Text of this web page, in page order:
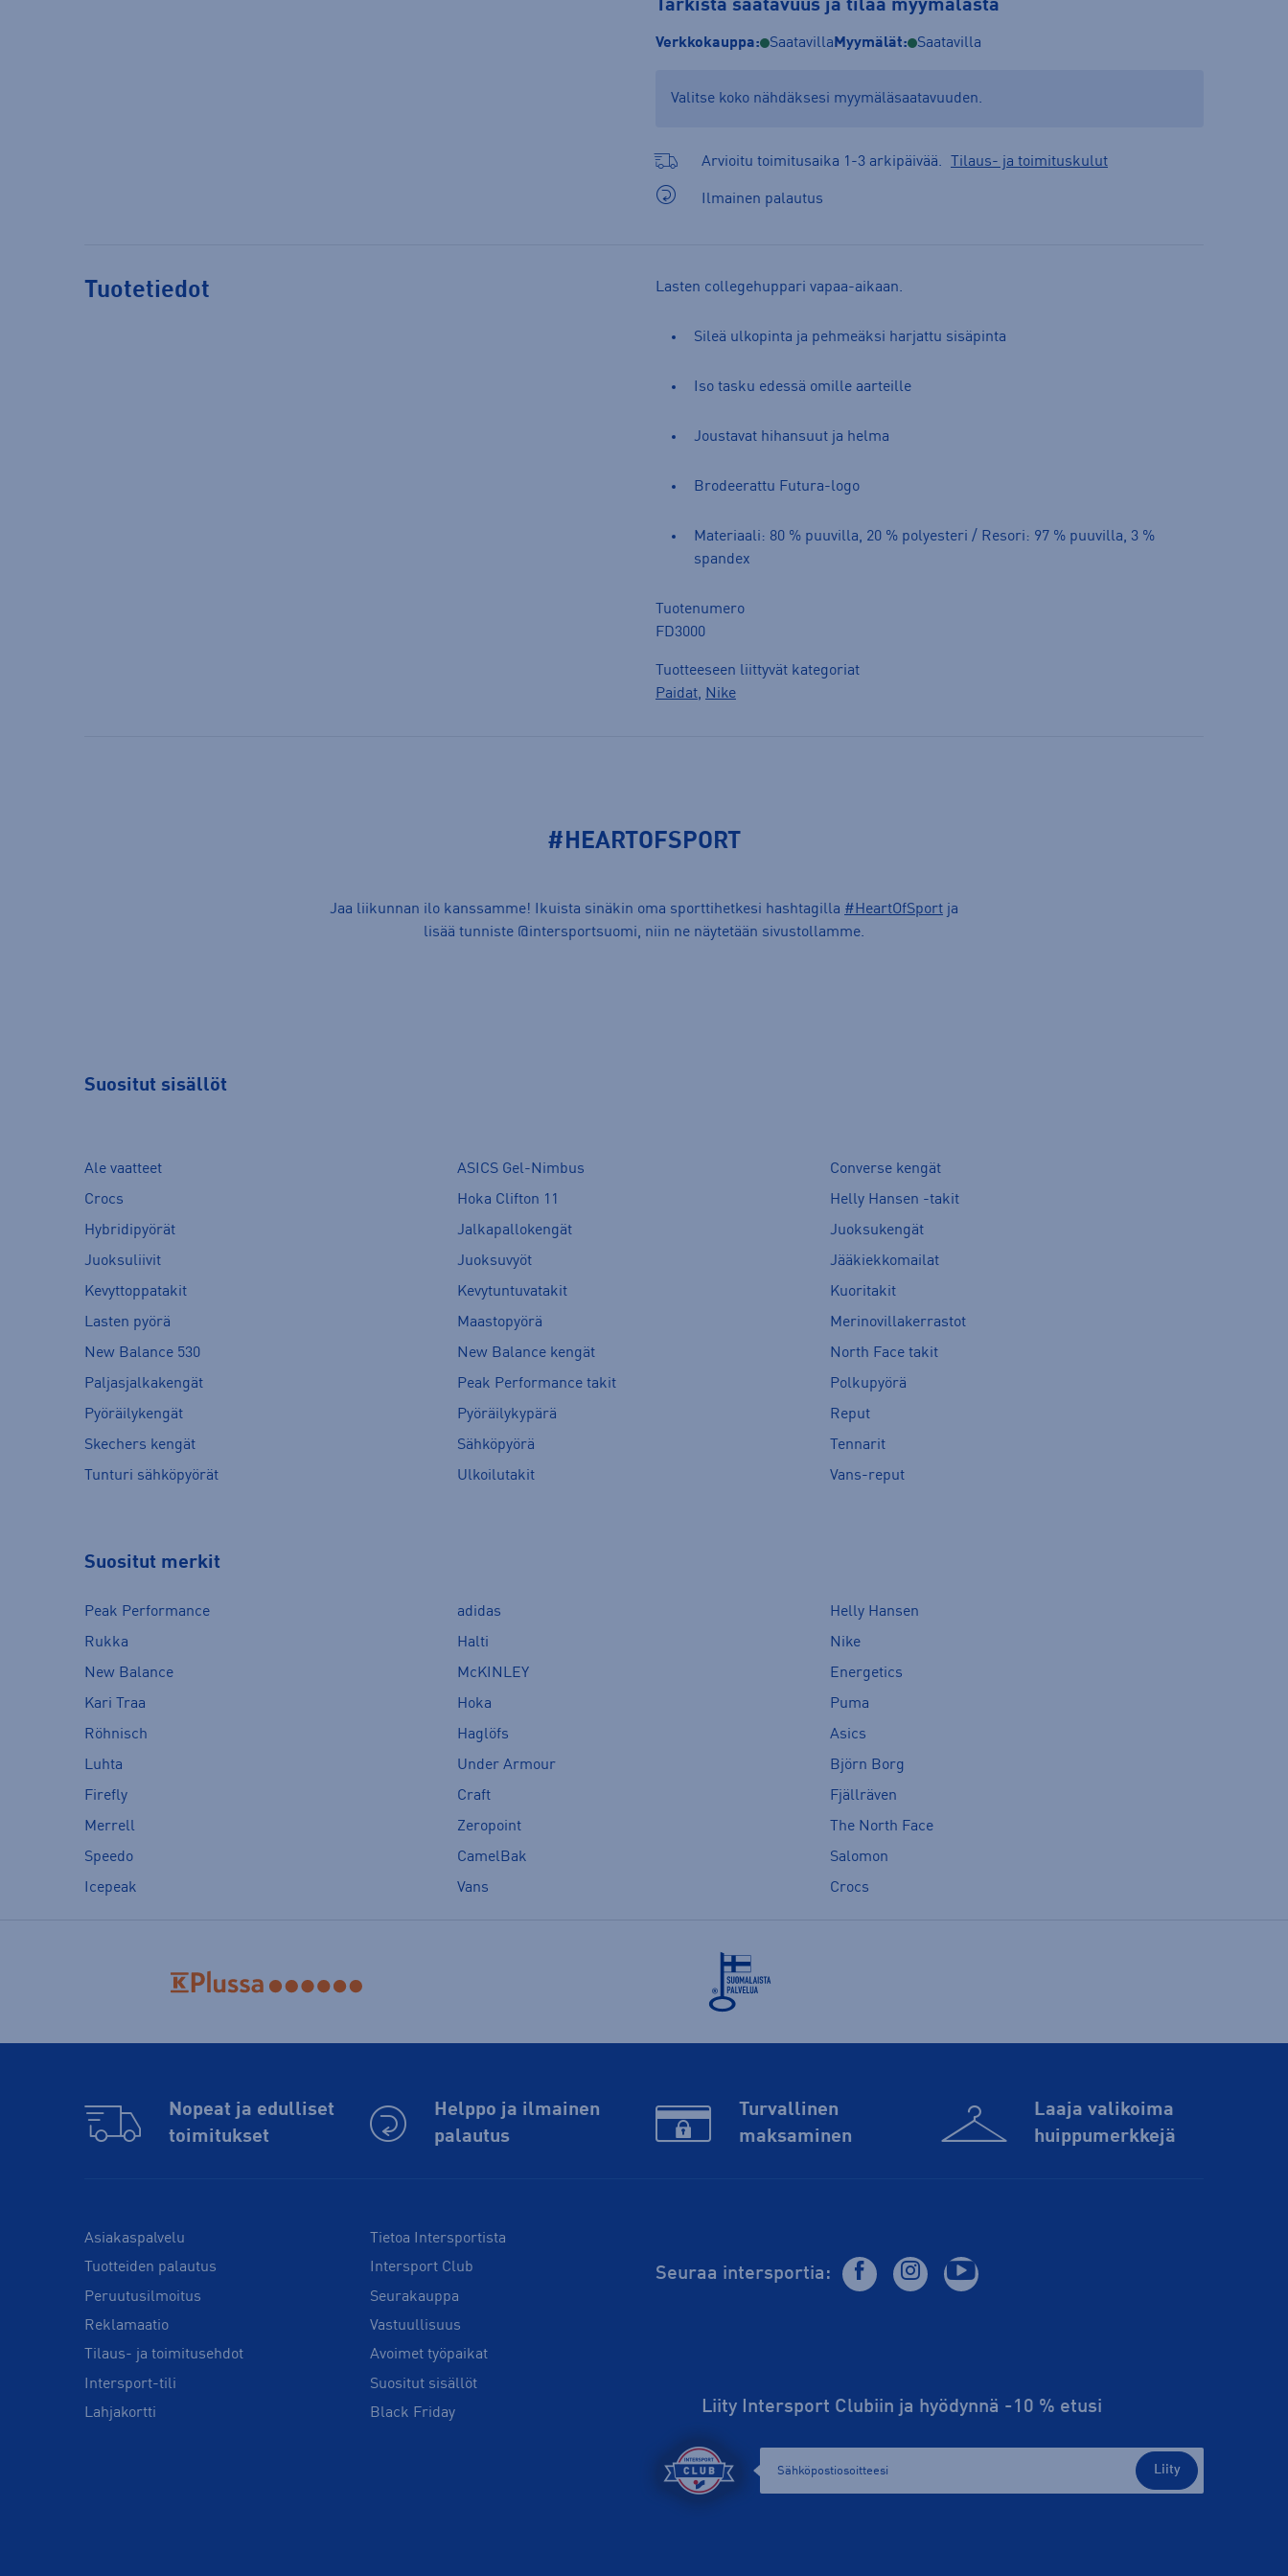
Tarkista saatavuus ja tilaa myymälästä
Verkkokauppa: Saatavilla Myymälät: Saatavilla
Valitse koko nähdäksesi myymäläsaatavuuden.
Arvioitu toimitusaika 1-3 arkipäivää. Tilaus- ja toimituskulut
Ilmainen palautus
Tuotetiedot Lasten collegehuppari vapaa-aikaan.
Sileä ulkopinta ja pehmeäksi harjattu sisäpinta
Iso tasku edessä omille aarteille
Joustavat hihansuut ja helma
Brodeerattu Futura-logo
Materiaali: 80 % puuvilla, 20 % polyesteri / Resori: 97 % puuvilla, 3 %
spandex
Tuotenumero
FD3000
Tuotteeseen liittyvät kategoriat
Paidat, Nike
#HEARTOFSPORT
Jaa liikunnan ilo kanssamme! Ikuista sinäkin oma sporttihetkesi hashtagilla #HeartOfSport ja
lisää tunniste @intersportsuomi, niin ne näytetään sivustollamme.
Suositut sisällöt
Ale vaatteet ASICS Gel-Nimbus
Converse kengät
Crocs
Hoka Clifton 11
Helly Hansen -takit
Hybridipyörät
Jalkapallokengät
Juoksukengät
Juoksuliivit
Juoksuvyöt
Jääkiekkomailat
Kevyttoppatakit
Kevytuntuvatakit
Kuoritakit
Lasten pyörä
Maastopyörä
Merinovillakerrastot
New Balance 530
New Balance kengät
North Face takit
Paljasjalkakengät
Peak Performance takit
Polkupyörä
Pyöräilykengät
Pyöräilykypärä
Reput
Skechers kengät
Sähköpyörä
Tennarit
Tunturi sähköpyörät
Ulkoilutakit Vans-reput
Suositut merkit
Peak Performance adidas
Helly Hansen
Rukka
Halti
Nike
New Balance
McKINLEY
Energetics
Kari Traa
Hoka
Puma
Röhnisch
Haglöfs
Asics
Luhta
Under Armour
Björn Borg
Firefly
Craft
Fjällräven
Merrell
Zeropoint
The North Face
Speedo
CamelBak
Salomon
Icepeak
Vans Crocs
Nopeat ja edulliset
toimitukset
Helppo ja ilmainen
palautus
Turvallinen
maksaminen
Laaja valikoima
huippu­merkkejä
Asiakaspalvelu
Tuotteiden palautus
Peruutusilmoitus
Reklamaatio
Tilaus- ja toimitusehdot
Intersport-tili
Lahjakortti
Tietoa Intersportista
Intersport Club
Seurakauppa
Vastuullisuus
Avoimet työpaikat
Suositut sisällöt
Black Friday
Seuraa intersportia:
Liity Intersport Clubiin ja hyödynnä -10 % etusi
Liity